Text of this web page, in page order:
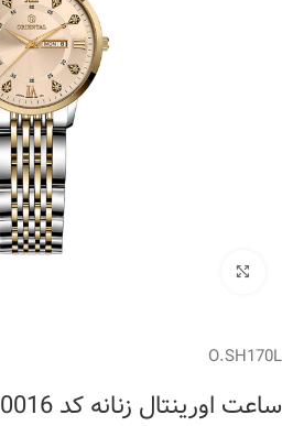
O.SH170L
ساعت اورینتال زنانه کد O.SH170L-0016